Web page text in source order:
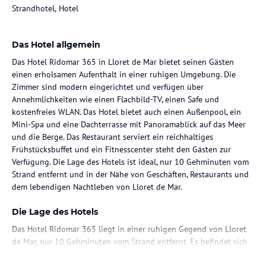
Strandhotel, Hotel
Das Hotel allgemein
Das Hotel Ridomar 365 in Lloret de Mar bietet seinen Gästen
einen erholsamen Aufenthalt in einer ruhigen Umgebung. Die
Zimmer sind modern eingerichtet und verfügen über
Annehmlichkeiten wie einen Flachbild-TV, einen Safe und
kostenfreies WLAN. Das Hotel bietet auch einen Außenpool, ein
Mini-Spa und eine Dachterrasse mit Panoramablick auf das Meer
und die Berge. Das Restaurant serviert ein reichhaltiges
Frühstücksbuffet und ein Fitnesscenter steht den Gästen zur
Verfügung. Die Lage des Hotels ist ideal, nur 10 Gehminuten vom
Strand entfernt und in der Nähe von Geschäften, Restaurants und
dem lebendigen Nachtleben von Lloret de Mar.
Die Lage des Hotels
Das Hotel Ridomar 365 liegt in einer ruhigen Gegend von Lloret
de Mar, nur 10 Gehminuten vom Strand entfernt. Es befindet sich